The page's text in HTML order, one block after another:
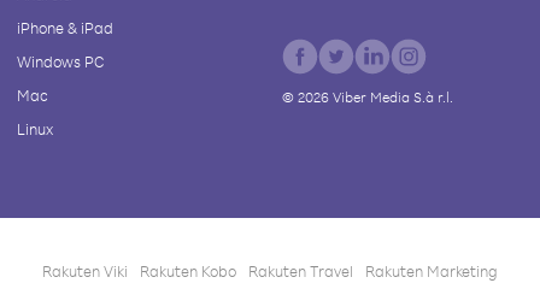
iPhone & iPad
Windows PC
Mac
Linux
© 2026Viber Media S.à r.l.
Rakuten Viki Rakuten Kobo Rakuten Travel Rakuten Marketing